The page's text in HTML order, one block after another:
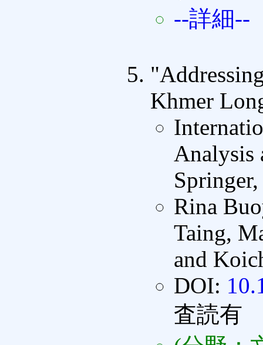
--詳細--
Khmer
Analysis
Rina
Taing,
and
DOI:
査読有